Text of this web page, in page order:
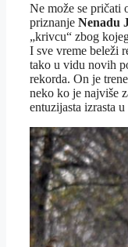
Ne može se pričati
priznanje Nenadu
„krivcu“ zbog
I sve vreme beleži
tako u vidu novih
rekorda. On je
neko ko je najviše
entuzijasta izrasta